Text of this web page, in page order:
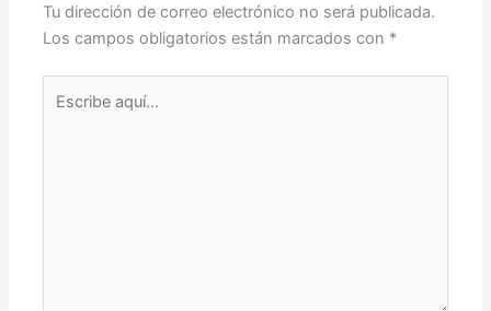
Tu dirección de correo electrónico no será publicada.
Los campos obligatorios están marcados con *
aquí...